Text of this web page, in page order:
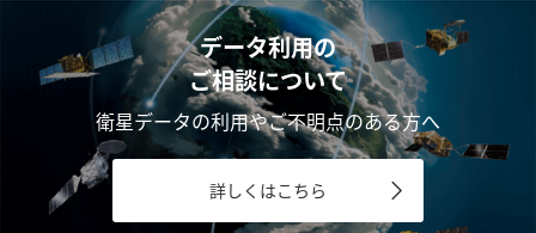
データ利用の
ご相談について
衛星データの利用やご不明点のある方へ
詳しくはこちら